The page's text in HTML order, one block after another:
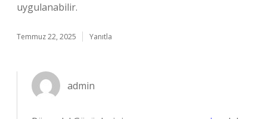
uygulanabilir.
Temmuz 22, 2025 Yanıtla
admin